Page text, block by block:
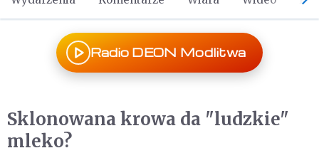
Radio DEON Modlitwa
Sklonowana krowa da "ludzkie"
mleko?